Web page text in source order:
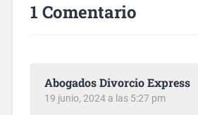
1 Comentario
Abogados Divorcio Express
19 junio, 2024 a las 5:27 pm